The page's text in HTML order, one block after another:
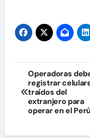
de
entradas
Operadoras
registrar
traídos del
extranjero para
operar en el Perú